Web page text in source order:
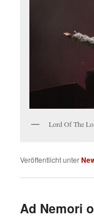
Lord Of The
Veröffentlicht unter
Ad Nemori